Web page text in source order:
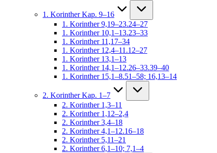
1. Korinther Kap. 9–16
1. Korinther 9,19–23.24–27
1. Korinther 10,1–13.23–33
1. Korinther 11,17–34
1. Korinther 12,4–11.12–27
1. Korinther 13,1–13
1. Korinther 14,1–12.26–33.39–40
1. Korinther 15,1–8.51–58; 16,13–14
2. Korinther Kap. 1–7
2. Korinther 1,3–11
2. Korinther 1,12–2,4
2. Korinther 3,4–18
2. Korinther 4,1–12.16–18
2. Korinther 5,11–21
2. Korinther 6,1–10; 7,1–4